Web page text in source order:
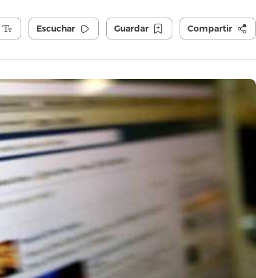
Escuchar Guardar Compartir